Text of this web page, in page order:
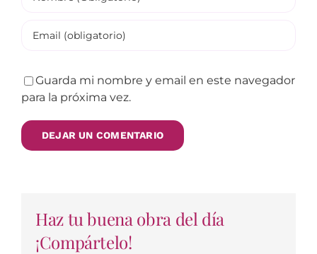
Guarda mi nombre y email en este navegador
para la próxima vez.
Haz tu buena obra del día
¡Compártelo!